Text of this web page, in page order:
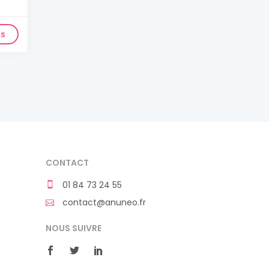
CONTACT
01 84 73 24 55
contact@anuneo.fr
NOUS SUIVRE